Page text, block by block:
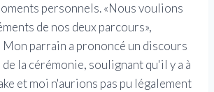
personnels. «Nous voulions
de nos deux parcours»,
Mon parrain a prononcé un discours
la cérémonie, soulignant qu'il y a à
et moi n'aurions pas pu légalement